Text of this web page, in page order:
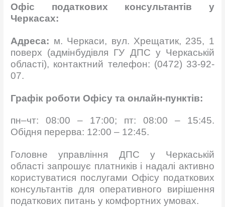
Офіс податкових консультантів у
Черкасах:
Адреса: м. Черкаси, вул. Хрещатик, 235, 1
поверх (адмінбудівля ГУ ДПС у Черкаській
області), контактний телефон: (0472) 33-92-
07.
Графік роботи Офісу та онлайн-пунктів:
пн–чт: 08:00 – 17:00; пт: 08:00 – 15:45.
Обідня перерва: 12:00 – 12:45.
Головне управління ДПС у Черкаській
області запрошує платників і надалі активно
користуватися послугами Офісу податкових
консультантів для оперативного вирішення
податкових питань у комфортних умовах.